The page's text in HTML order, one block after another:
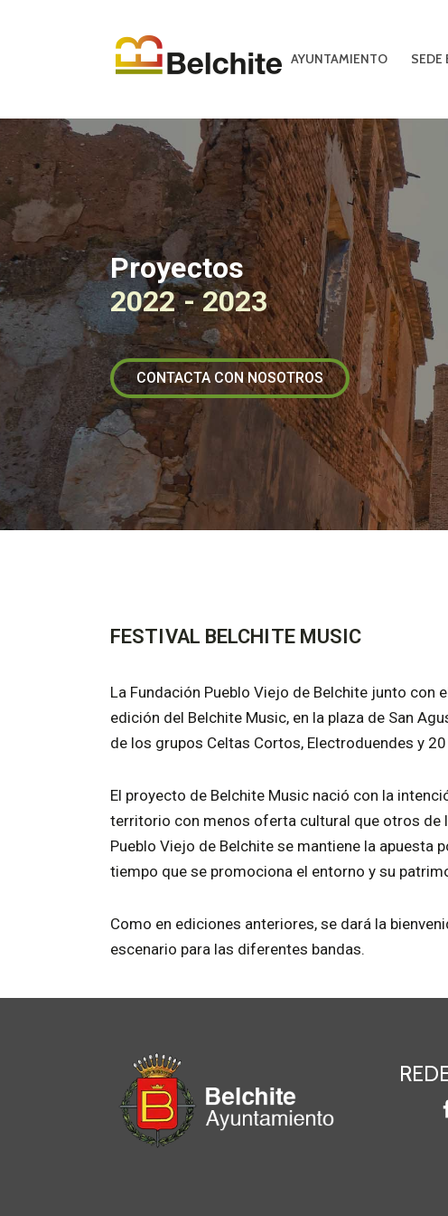
AYUNTAMIENTO SEDE
Proyectos
2022 - 2023
CONTACTA CON NOSOTROS
FESTIVAL BELCHITE MUSIC
La Fundación Pueblo Viejo de Belchite junto con
edición del Belchite Music, en la plaza de San
de los grupos Celtas Cortos, Electroduendes y
El proyecto de Belchite Music nació con la
territorio con menos oferta cultural que otros de
Pueblo Viejo de Belchite se mantiene la apuesta
tiempo que se promociona el entorno y su
Como en ediciones anteriores, se dará la
escenario para las diferentes bandas.